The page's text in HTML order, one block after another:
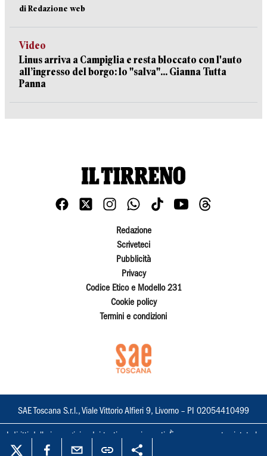
di Redazione web
Video
Linus arriva a Campiglia e resta bloccato con l'auto
all’ingresso del borgo: lo "salva"... Gianna Tutta
Panna
Redazione
Scriveteci
Pubblicità
Privacy
Codice Etico e Modello 231
Cookie policy
Termini e condizioni
SAE Toscana S.r.l., Viale Vittorio Alfieri 9, Livorno – PI 02054410499
I diritti delle immagini e dei testi sono riservati. È espressamente vietata la
loro riproduzione con qualsiasi mezzo e l'adattamento totale o parziale.